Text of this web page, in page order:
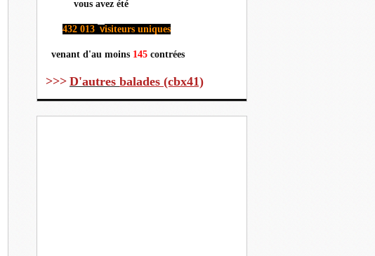
vous avez été
432 013 visiteurs uniques
venant d'au moins 145 contrées
>>> D'autres balades (cbx41)